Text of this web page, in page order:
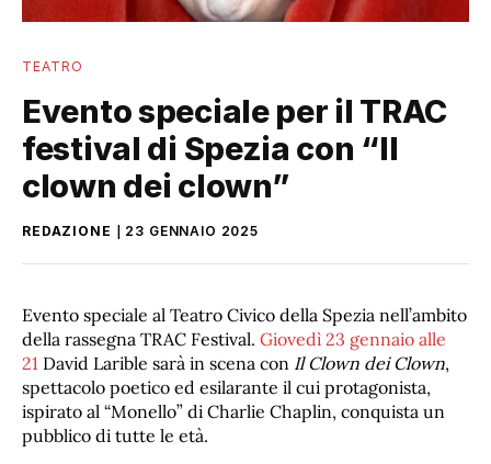
TEATRO
Evento speciale per il TRAC
festival di Spezia con “Il
clown dei clown”
REDAZIONE 23 GENNAIO 2025
Evento speciale al Teatro Civico della Spezia nell’ambito
della rassegna TRAC Festival. Giovedì 23 gennaio alle
21 David Larible sarà in scena con Il Clown dei Clown,
spettacolo poetico ed esilarante il cui protagonista,
ispirato al “Monello” di Charlie Chaplin, conquista un
pubblico di tutte le età.